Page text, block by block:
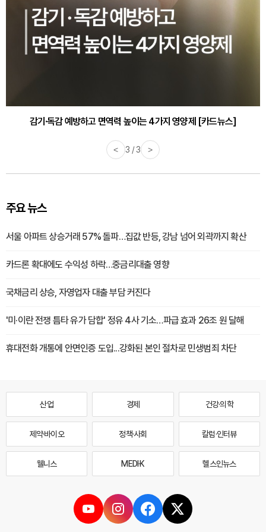
감기·독감 예방하고 면역력 높이는 4가지 영양제 [카드뉴스]
< 3 / 3 >
주요 뉴스
서울 아파트 상승거래 57% 돌파…집값 반등, 강남 넘어 외곽까지 확산
카드론 확대에도 수익성 하락…중금리대출 영향
국채금리 상승, 자영업자 대출 부담 커진다
'미·이란 전쟁 틈타 유가 담합' 정유 4사 기소…파급 효과 26조 원 달해
휴대전화 개통에 안면인증 도입...강화된 본인 절차로 민생범죄 차단
산업 경제 건강·의학
제약·바이오 정책·사회 칼럼·인터뷰
웰니스 MEDI·K 헬스인뉴스